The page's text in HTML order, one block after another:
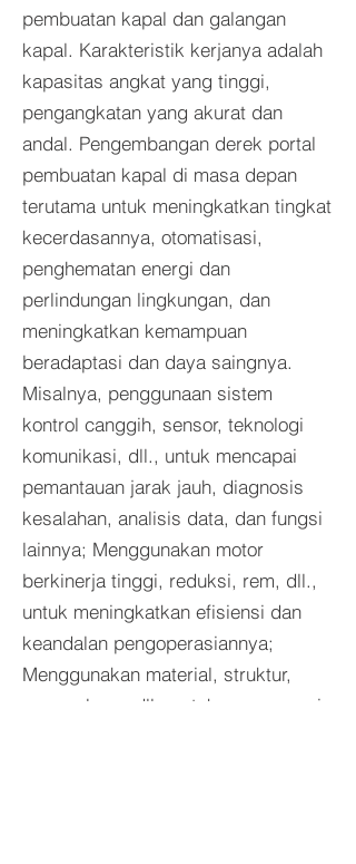
pembuatan kapal dan galangan
kapal. Karakteristik kerjanya adalah
kapasitas angkat yang tinggi,
pengangkatan yang akurat dan
andal. Pengembangan derek portal
pembuatan kapal di masa depan
terutama untuk meningkatkan tingkat
kecerdasannya, otomatisasi,
penghematan energi dan
perlindungan lingkungan, dan
meningkatkan kemampuan
beradaptasi dan daya saingnya.
Misalnya, penggunaan sistem
kontrol canggih, sensor, teknologi
komunikasi, dll., untuk mencapai
pemantauan jarak jauh, diagnosis
kesalahan, analisis data, dan fungsi
lainnya; Menggunakan motor
berkinerja tinggi, reduksi, rem, dll.,
untuk meningkatkan efisiensi dan
keandalan pengoperasiannya;
Menggunakan material, struktur,
proses baru, dll., untuk mengurangi